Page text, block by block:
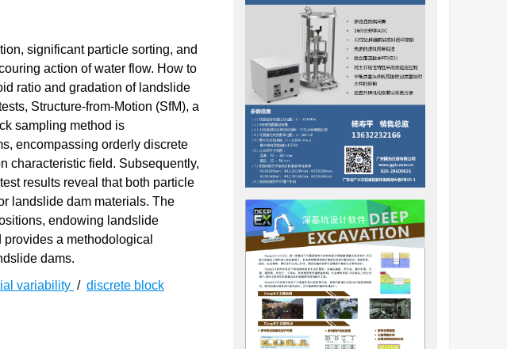
significant particle sorting, and
action of water flow. How to
ratio and gradation of landslide
Structure-from-Motion (SfM), a
sampling method is
encompassing orderly discrete
characteristic field. Subsequently,
results reveal that both particle
landslide dam materials. The
endowing landslide
a methodological
dams.
variability / discrete block